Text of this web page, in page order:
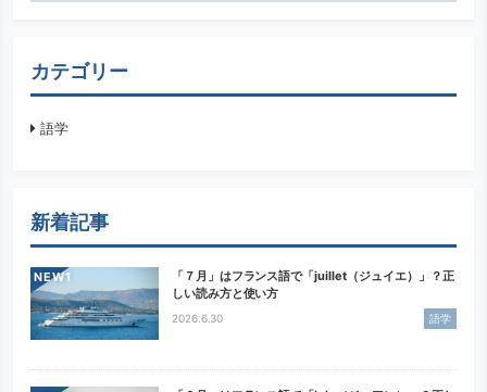
カテゴリー
語学
新着記事
NEW
「７月」はフランス語で「juillet（ジュイエ）」？正
しい読み方と使い方
2026.6.30 語学